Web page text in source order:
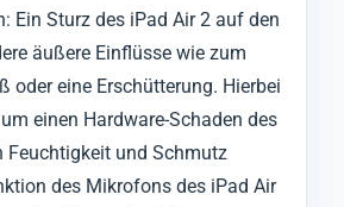
Ein Sturz des iPad Air 2 auf den
äußere Einflüsse wie zum
oder eine Erschütterung. Hierbei
einen Hardware-Schaden des
Feuchtigkeit und Schmutz
des Mikrofons des iPad Air